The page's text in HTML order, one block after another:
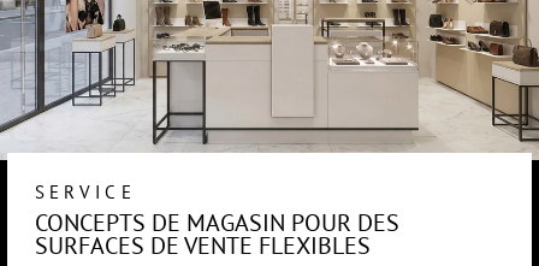
SERVICE
CONCEPTS DE MAGASIN POUR DES
SURFACES DE VENTE FLEXIBLES